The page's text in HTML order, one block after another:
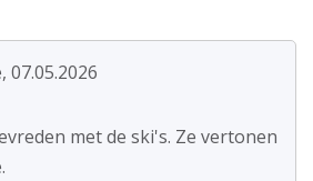
07.05.2026
met de ski's. Ze vertonen